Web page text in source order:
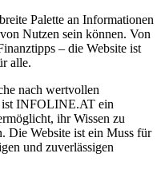
Palette an Informationen
Nutzen sein können. Von
– die Website ist
alle.
nach wertvollen
ist INFOLINE.AT ein
ihr Wissen zu
Die Website ist ein Muss für
und zuverlässigen